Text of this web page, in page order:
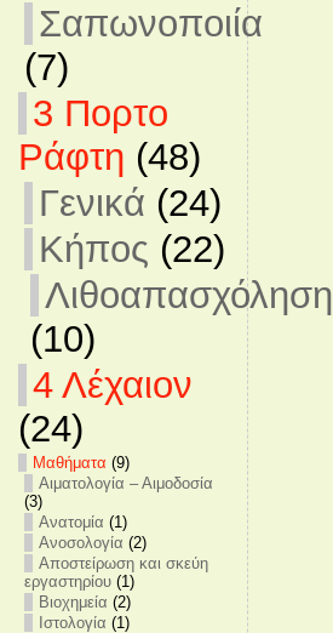
Σαπωνοποιία
(7)
3 Πορτο
Ράφτη (48)
Γενικά (24)
Κήπος (22)
Λιθοαπασχόληση
(10)
4 Λέχαιον
(24)
Mαθήματα (9)
Αιματολογία – Αιμοδοσία
(3)
Ανατομία (1)
Ανοσολογία (2)
Αποστείρωση και σκεύη
εργαστηρίου(1)
Βιοχημεία (2)
Ιστολογία (1)